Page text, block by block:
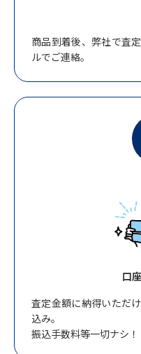
商品到着後、弊社で査
ルでご連絡。
口
査定金額に納得いただ
込み。
振込手数料等一切ナシ！